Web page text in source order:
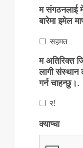
म संगठनलाई
बारेमा इमेल
सहमत
म अतिरिक्त
लागी
गर्न चाहन्छु।.
र!
क्याप्चा